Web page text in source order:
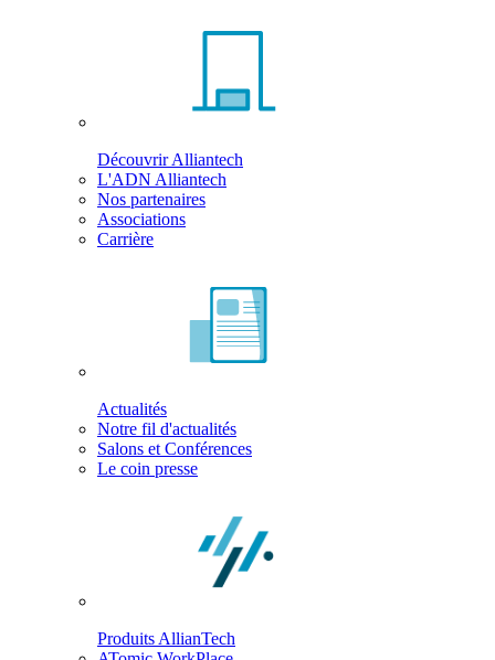
Découvrir Alliantech
L'ADN Alliantech
Nos partenaires
Associations
Carrière
Actualités
Notre fil d'actualités
Salons et Conférences
Le coin presse
Produits AllianTech